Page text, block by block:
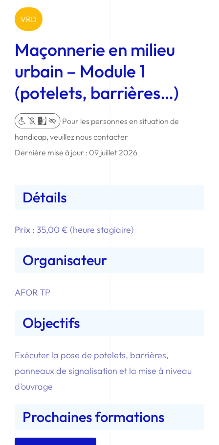
Pour les personnes en situation de
handicap, veuillez nous contacter
Dernière mise à jour : 09 juillet 2026
VRD
Maçonnerie en milieu
urbain – Module 1
(potelets, barrières…)
Détails
Prix : 35,00 € (heure stagiaire)
Organisateur
AFOR TP
Objectifs
Exécuter la pose de potelets, barrières,
panneaux de signalisation et la mise à niveau
d’ouvrage
Prochaines formations